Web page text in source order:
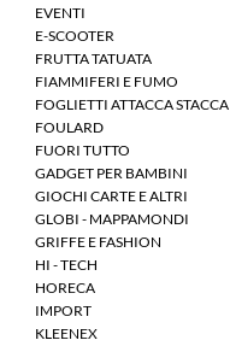
EVENTI
E-SCOOTER
FRUTTA TATUATA
FIAMMIFERI E FUMO
FOGLIETTI ATTACCA STACCA
FOULARD
FUORI TUTTO
GADGET PER BAMBINI
GIOCHI CARTE E ALTRI
GLOBI - MAPPAMONDI
GRIFFE E FASHION
HI - TECH
HORECA
IMPORT
KLEENEX